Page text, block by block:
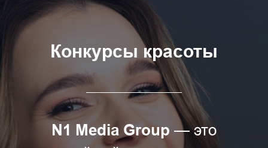
Конкурсы красоты
N1 Media Group — это